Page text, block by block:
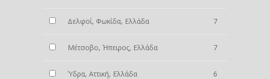
Δελφοί, Φωκίδα, Ελλάδα 7
Μέτσοβο, Ήπειρος, Ελλάδα 7
Ύδρα, Αττική, Ελλάδα 6